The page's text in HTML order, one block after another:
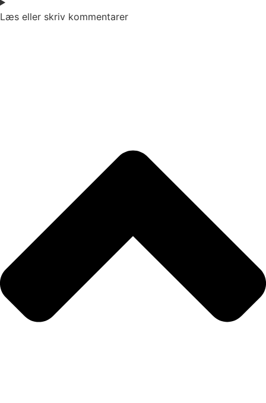
Læs eller skriv kommentarer